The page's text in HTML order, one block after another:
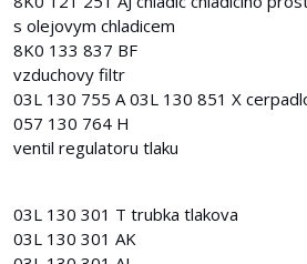
s olejovym chladicem
8K0 133 837 BF
vzduchovy filtr
03L 130 755 A 03L 130 851 X
057 130 764 H
ventil regulatoru tlaku
03L 130 301 T trubka tlakova
03L 130 301 AK